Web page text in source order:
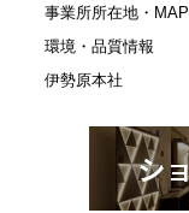
事業所所在地・MAP
環境・品質情報
伊勢原本社